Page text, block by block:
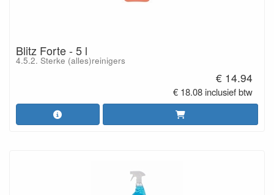
Blitz Forte - 5 l
4.5.2. Sterke (alles)reinigers
€ 14.94
€ 18.08 inclusief btw